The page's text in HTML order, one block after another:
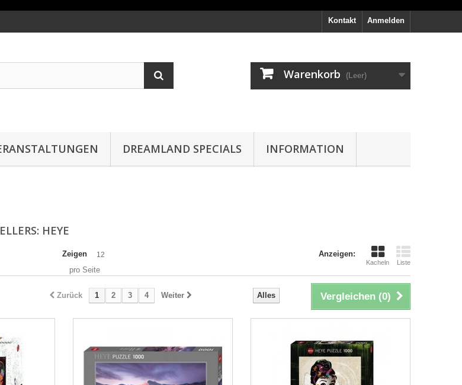
Anmelden
Kontakt
Warenkorb (Leer)
DREAMLAND SPECIALS INFORMATION
HEYE
Anzeigen:
Kacheln Liste
Zeigen 12
pro Seite
Vergleichen (0)
Alles
Zurück 1 2 3 4 Weiter